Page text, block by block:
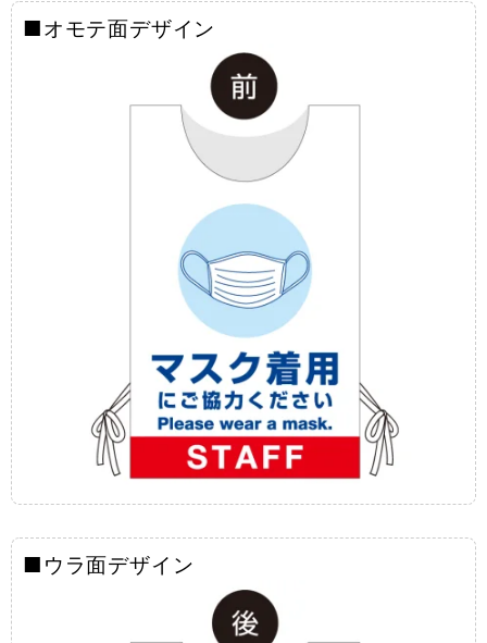
■オモテ面デザイン
■ウラ面デザイン